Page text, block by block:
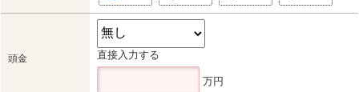
頭金 直接入力する
万円